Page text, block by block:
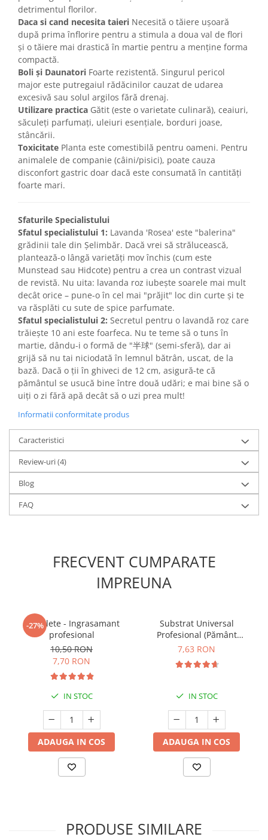
detrimentul florilor.
Daca si cand necesita taieri Necesită o tăiere ușoară
după prima înflorire pentru a stimula a doua val de flori
și o tăiere mai drastică în martie pentru a menține forma
compactă.
Boli și Daunatori Foarte rezistentă. Singurul pericol
major este putregaiul rădăcinilor cauzat de udarea
excesivă sau solul argilos fără drenaj.
Utilizare practica Gătit (este o varietate culinară), ceaiuri,
săculeți parfumați, uleiuri esențiale, borduri joase,
stâncării.
Toxicitate Planta este comestibilă pentru oameni. Pentru
animalele de companie (câini/pisici), poate cauza
disconfort gastric doar dacă este consumată în cantități
foarte mari.
Sfaturile Specialistului
Sfatul specialistului 1: Lavanda 'Rosea' este "balerina"
grădinii tale din Șelimbăr. Dacă vrei să strălucească,
plantează-o lângă varietăți mov închis (cum este
Munstead sau Hidcote) pentru a crea un contrast vizual
de revistă. Nu uita: lavanda roz iubește soarele mai mult
decât orice – pune-o în cel mai "prăjit" loc din curte și te
va răsplăti cu sute de spice parfumate.
Sfatul specialistului 2: Secretul pentru o lavandă roz care
trăiește 10 ani este foarfeca. Nu te teme să o tuns în
martie, dându-i o formă de "半球" (semi-sferă), dar ai
grijă să nu tai niciodată în lemnul bătrân, uscat, de la
bază. Dacă o ții în ghiveci de 12 cm, asigură-te că
pământul se usucă bine între două udări; e mai bine să o
uiți o zi fără apă decât să o uzi prea mult!
Informatii conformitate produs
Caracteristici
Review-uri(4)
Blog
FAQ
FRECVENT CUMPARATE
IMPREUNA
-27%
5 Tablete - Ingrasamant
profesional
10,50 RON
7,70 RON
IN STOC
ADAUGA IN COS
Substrat Universal
Profesional (Pământ
Premium) - 5 L
7,63 RON
IN STOC
ADAUGA IN COS
PRODUSE SIMILARE